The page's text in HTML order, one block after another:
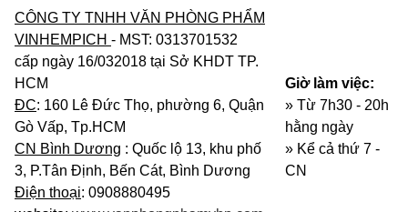
CÔNG TY TNHH VĂN PHÒNG PHẨM
VINHEMPICH - MST: 0313701532
cấp ngày 16/032018 tại Sở KHDT TP.
HCM
ĐC: 160 Lê Đức Thọ, phường 6, Quận
Gò Vấp, Tp.HCM
CN Bình Dương : Quốc lộ 13, khu phố
3, P.Tân Định, Bến Cát, Bình Dương
Điện thoại: 0908880495
Giờ làm việc:
» Từ 7h30 - 20h
hằng ngày
» Kể cả thứ 7 -
CN